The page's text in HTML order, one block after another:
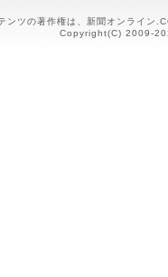
ツの著作権は、新聞オンライン
Copyright(C) 2009-